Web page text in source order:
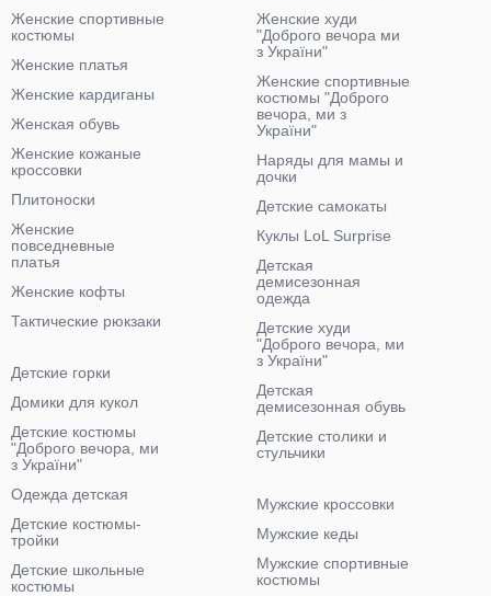
Женские спортивные
костюмы
Женские платья
Женские кардиганы
Женская обувь
Женские кожаные
кроссовки
Плитоноски
Женские
повседневные
платья
Женские кофты
Тактические рюкзаки
Женские худи
"Доброго вечора ми
з України"
Женские спортивные
костюмы "Доброго
вечора, ми з
України"
Наряды для мамы и
дочки
Детские самокаты
Куклы LoL Surprise
Детская
демисезонная
одежда
Детские худи
"Доброго вечора, ми
з України"
Детская
демисезонная обувь
Детские столики и
стульчики
Детские горки
Домики для кукол
Детские костюмы
"Доброго вечора, ми
з України"
Одежда детская
Детские костюмы-
тройки
Детские школьные
костюмы
Мужские кроссовки
Мужские кеды
Мужские спортивные
костюмы